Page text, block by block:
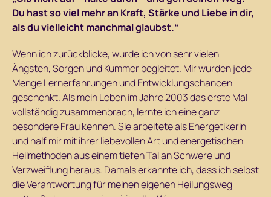
Du hast so viel mehr an Kraft, Stärke und Liebe in dir,
als du vielleicht manchmal glaubst.“
Wenn ich zurückblicke, wurde ich von sehr vielen
Ängsten, Sorgen und Kummer begleitet. Mir wurden jede
Menge Lernerfahrungen und Entwicklungschancen
geschenkt. Als mein Leben im Jahre 2003 das erste Mal
vollständig zusammenbrach, lernte ich eine ganz
besondere Frau kennen. Sie arbeitete als Energetikerin
und half mir mit ihrer liebevollen Art und energetischen
Heilmethoden aus einem tiefen Tal an Schwere und
Verzweiflung heraus. Damals erkannte ich, dass ich selbst
die Verantwortung für meinen eigenen Heilungsweg